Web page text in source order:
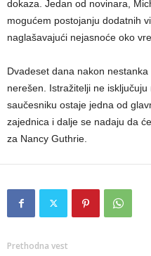
dokaza. Jedan od novinara,
mogućem postojanju dodatnih
naglašavajući nejasnoće oko
Dvadeset dana nakon
nerešen. Istražitelji ne
saučesniku ostaje jedna od
zajednica i dalje se nadaju da
za Nancy Guthrie.
Prethodna vest